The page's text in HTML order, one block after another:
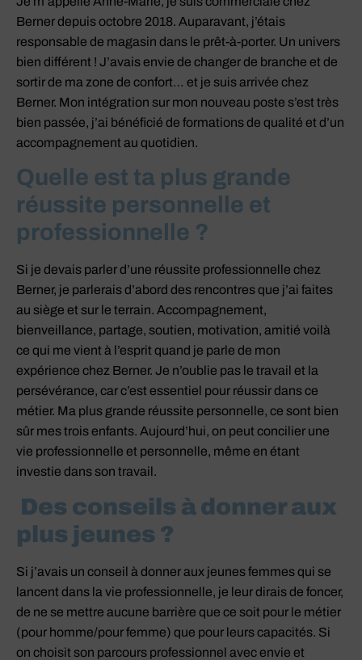
Berner depuis octobre 2018. Auparavant, j’étais
responsable de magasin dans le prêt-à-porter. Un univers
bien différent ! J’avais envie de changer de branche et de
sortir de ma zone de confort… et je suis arrivée chez
Berner. Mon intégration sur mon nouveau poste s’est très
bien passée, j’ai bénéficié de formations de qualité et d’un
accompagnement au quotidien.
Quelle est ta plus grande
réussite personnelle et
professionnelle ?
Si je devais parler d’une réussite professionnelle chez
Berner, je parlerais d’abord des rencontres que j’ai faites
au siège et sur le terrain. Accompagnement,
bienveillance, partage, soutien, motivation, amitié voilà
ce qui me vient à l’esprit quand je parle de mon
expérience chez Berner. Je n’oublie pas le travail et la
persévérance, car c’est essentiel pour réussir dans ce
métier. Ma plus grande réussite personnelle, ce sont bien
sûr mes trois enfants. Aujourd’hui, on peut concilier une
vie professionnelle et personnelle, même en étant
investie dans son travail.
Des conseils à donner aux
plus jeunes ?
Si j’avais un conseil à donner aux jeunes femmes qui se
lancent dans la vie professionnelle, je leur dirais de foncer,
de ne se mettre aucune barrière que ce soit pour le métier
(pour homme/pour femme) que pour leurs capacités. Si
on choisit son parcours professionnel avec envie et